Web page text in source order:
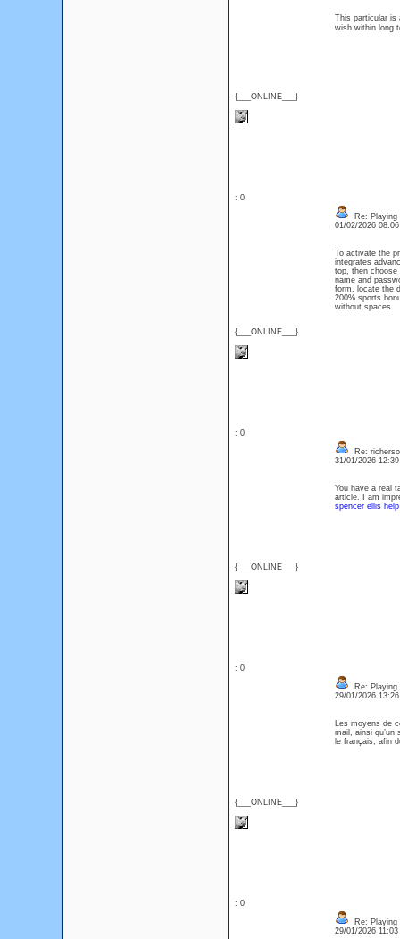
{___ONLINE___}
This particular is
wish within long
: 0
{___ONLINE___}
Re: Playing
01/02/2026
To activate the
integrates
top, then
name and
form, locate the
200% sports
without
: 0
{___ONLINE___}
Re:
31/01/2026
You have a real
article. I am
spencer ellis
: 0
{___ONLINE___}
Re: Playing
29/01/2026
Les moyens de
mail, ainsi qu’un
le français, afin
: 0
Re: Playing
29/01/2026